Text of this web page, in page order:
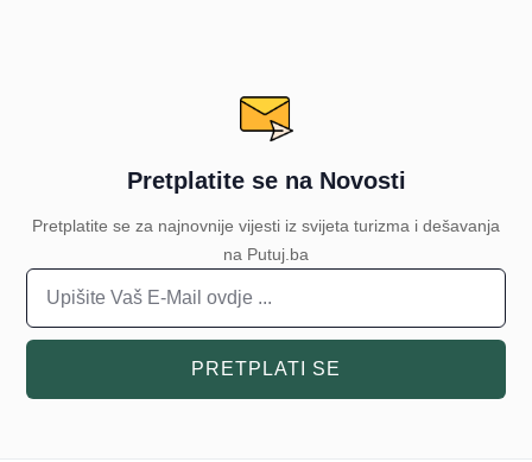
Pretplatite se na Novosti
Pretplatite se za najnovnije vijesti iz svijeta turizma i dešavanja
na Putuj.ba
PRETPLATI SE